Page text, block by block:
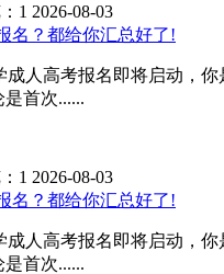
1 2026-08-03
名？都给你汇总好了!
高考报名即将启动，你
首次......
1 2026-08-03
名？都给你汇总好了!
高考报名即将启动，你
首次......